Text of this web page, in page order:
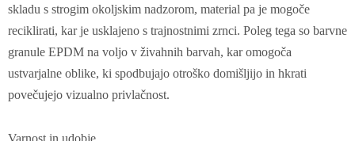
skladu s strogim okoljskim nadzorom, material pa je mogoče
reciklirati, kar je usklajeno s trajnostnimi zrnci‌. Poleg tega so barvne
granule EPDM na voljo v živahnih barvah, kar omogoča
ustvarjalne oblike, ki spodbujajo otroško domišljijo in hkrati
povečujejo vizualno privlačnost.